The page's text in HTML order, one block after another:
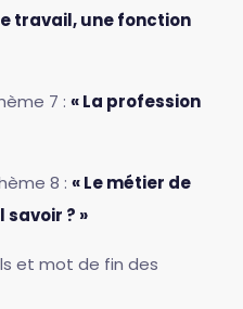
travail, une fonction
7 : « La profession
8 : « Le métier de
? »
et mot de fin des